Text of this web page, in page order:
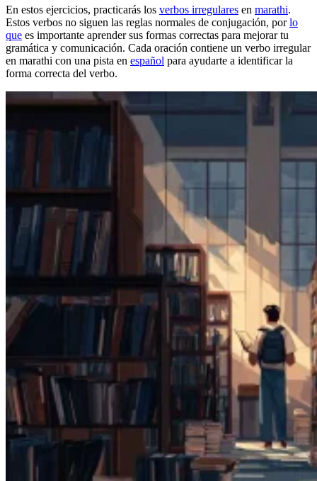
En estos ejercicios, practicarás los verbos irregulares en marathi.
Estos verbos no siguen las reglas normales de conjugación, porlo
que es importante aprender sus formas correctas para mejorar tu
gramática y comunicación. Cada oración contiene un verbo irregular
en marathi con una pista en español para ayudarte a identificar la
forma correcta del verbo.